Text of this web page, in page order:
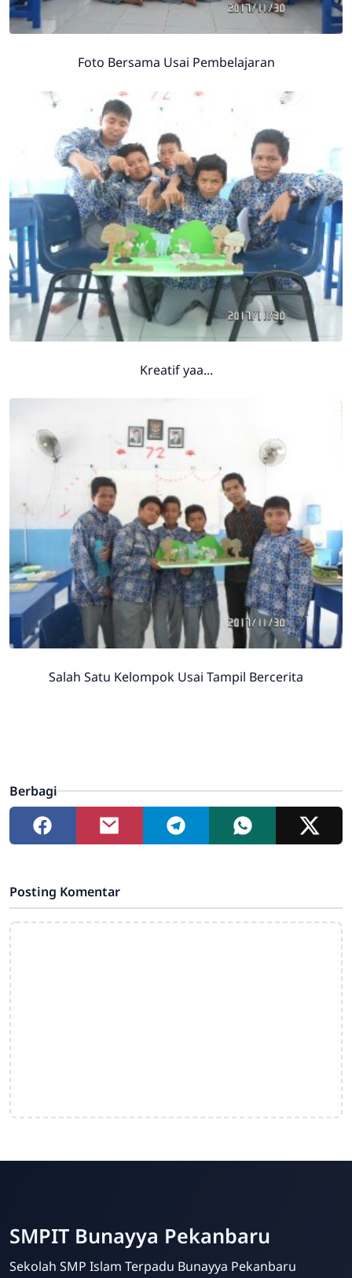
Foto Bersama Usai Pembelajaran
Kreatif yaa...
Salah Satu Kelompok Usai Tampil Bercerita
Berbagi
Posting Komentar
SMPIT Bunayya Pekanbaru
Sekolah SMP Islam Terpadu Bunayya Pekanbaru